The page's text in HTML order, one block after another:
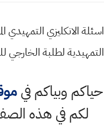
التمهيدية لطلبة الخارجي
حياكم وبياكم في